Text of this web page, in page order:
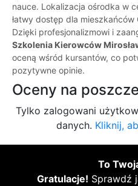
nauce. Lokalizacja ośrodka w
łatwy dostęp dla
Dzięki profesjonalizmowi i
Szkolenia Kierowców
oceną wśród kursantów, co
pozytywne opinie.
Oceny na
Tylko zalogowani
danych. Kliknij,
To
Gratulacje! Sprawdź